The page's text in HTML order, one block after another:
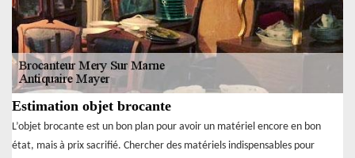
Estimation objet brocante
L’objet brocante est un bon plan pour avoir un matériel encore en bon
état, mais à prix sacrifié. Chercher des matériels indispensables pour